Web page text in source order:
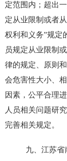
定范围内；超出
定从业限制或者
权利和义务”规定
员规定从业限制
律的规定、原则
会危害性大小、
因素，公平合理
人员相关问题研
完善相关规定。
九、江苏省